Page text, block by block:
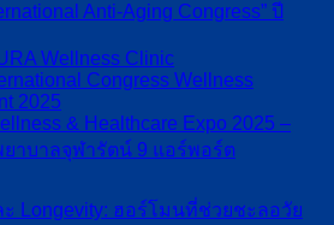
Anti-Aging Congress” ปี
Wellness Clinic
Congress Wellness
2025
& Healthcare Expo 2025 –
ยาบาลจุฬารัตน์ 9 แอร์พอร์ต
ะ Longevity: ฮอร์โมนที่ช่วยชะลอวัย